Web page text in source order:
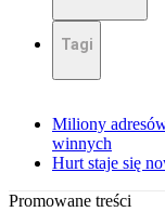
Tagi
Miliony
winnych
Hurt staje się
Promowane treści